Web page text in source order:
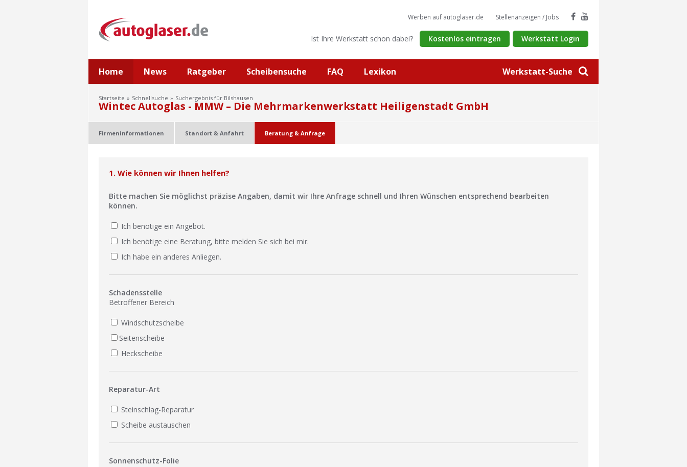
Werkstatt-Suche
Werben auf autoglaser.de Stellenanzeigen / Jobs
Ist Ihre Werkstatt schon dabei? Kostenlos eintragen Werkstatt Login
Home News Ratgeber Scheibensuche FAQ Lexikon
Startseite Schnellsuche Suchergebnis für Bilshausen
Wintec Autoglas - MMW – Die Mehrmarkenwerkstatt Heiligenstadt GmbH
Firmeninformationen Standort & Anfahrt Beratung & Anfrage
1. Wie können wir Ihnen helfen?
Bitte machen Sie möglichst präzise Angaben, damit wir Ihre Anfrage schnell und Ihren Wünschen entsprechend bearbeiten
können.
Ich benötige ein Angebot.
Ich benötige eine Beratung, bitte melden Sie sich bei mir.
Ich habe ein anderes Anliegen.
Schadensstelle
Betroffener Bereich
Windschutzscheibe
Seitenscheibe
Heckscheibe
Reparatur-Art
Steinschlag-Reparatur
Scheibe austauschen
Sonnenschutz-Folie